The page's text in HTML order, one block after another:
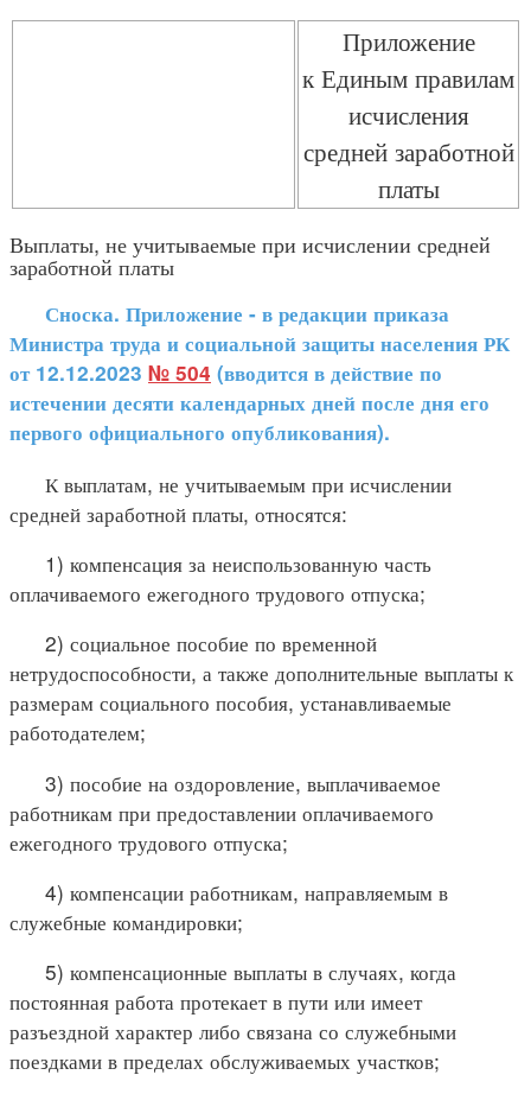
Приложение
к Единым правилам
исчисления
средней заработной
платы
Выплаты, не учитываемые при исчислении средней
заработной платы
Сноска. Приложение - в редакции приказа
Министра труда и социальной защиты населения РК
от 12.12.2023 № 504 (вводится в действие по
истечении десяти календарных дней после дня его
первого официального опубликования).
К выплатам, не учитываемым при исчислении
средней заработной платы, относятся:
1) компенсация за неиспользованную часть
оплачиваемого ежегодного трудового отпуска;
2) социальное пособие по временной
нетрудоспособности, а также дополнительные выплаты к
размерам социального пособия, устанавливаемые
работодателем;
3) пособие на оздоровление, выплачиваемое
работникам при предоставлении оплачиваемого
ежегодного трудового отпуска;
4) компенсации работникам, направляемым в
служебные командировки;
5) компенсационные выплаты в случаях, когда
постоянная работа протекает в пути или имеет
разъездной характер либо связана со служебными
поездками в пределах обслуживаемых участков;